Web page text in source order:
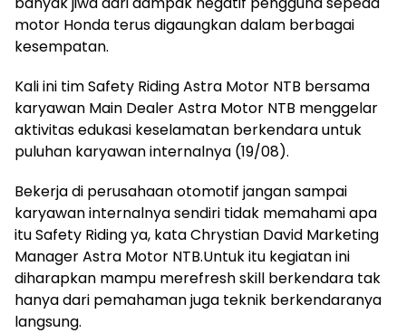
motor Honda terus digaungkan dalam berbagai
kesempatan.
Kali ini tim Safety Riding Astra Motor NTB bersama
karyawan Main Dealer Astra Motor NTB menggelar
aktivitas edukasi keselamatan berkendara untuk
puluhan karyawan internalnya (19/08).
Bekerja di perusahaan otomotif jangan sampai
karyawan internalnya sendiri tidak memahami apa
itu Safety Riding ya, kata Chrystian David Marketing
Manager Astra Motor NTB.Untuk itu kegiatan ini
diharapkan mampu merefresh skill berkendara tak
hanya dari pemahaman juga teknik berkendaranya
langsung.